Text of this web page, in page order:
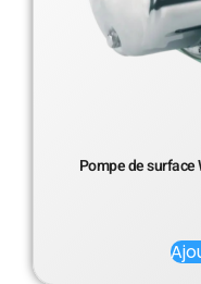
Pompe de